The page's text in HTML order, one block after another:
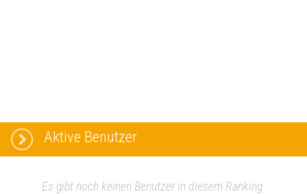
Aktive Benutzer
Es gibt noch keinen Benutzer in diesem Ranking.